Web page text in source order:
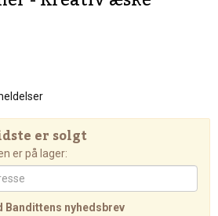
er solgt
er på lager:
Bandittens nyhedsbrev